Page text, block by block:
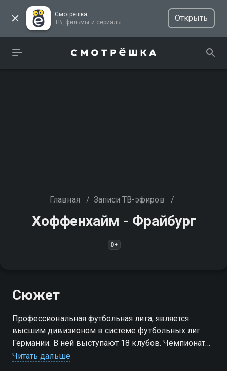
Смотрёшка
ТВ, фильмы и сериалы
Открыть
Главная / Записи ТВ-эфиров /
Хоффенхайм - Фрайбург
0+
Сюжет
Профессиональная футбольная лига, является
высшим дивизионом в системе футбольных лиг
Германии. В ней выступают 18 клубов. Чемпионат
проходит с августа по май, каждая команда
Читать дальше